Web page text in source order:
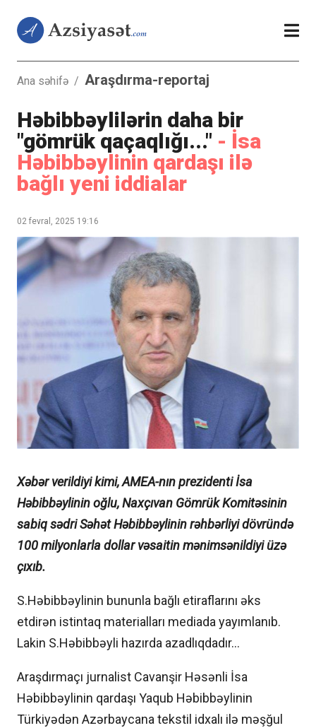
Ana səhifə / Araşdırma-reportaj
Həbibbəylilərin daha bir
"gömrük qaçaqlığı..." - İsa
Həbibbəylinin qardaşı ilə
bağlı yeni iddialar
02 fevral, 2025 19:16
Xəbər verildiyi kimi, AMEA-nın prezidenti İsa
Həbibbəylinin oğlu, Naxçıvan Gömrük Komitəsinin
sabiq sədri Səhət Həbibbəylinin rəhbərliyi dövründə
100 milyonlarla dollar vəsaitin mənimsənildiyi üzə
çıxıb.
S.Həbibbəylinin bununla bağlı etiraflarını əks
etdirən istintaq materialları mediada yayımlanıb.
Lakin S.Həbibbəyli hazırda azadlıqdadır…
Araşdırmaçı jurnalist Cavanşir Həsənli İsa
Həbibbəylinin qardaşı Yaqub Həbibbəylinin
Türkiyədən Azərbaycana tekstil idxalı ilə məşğul